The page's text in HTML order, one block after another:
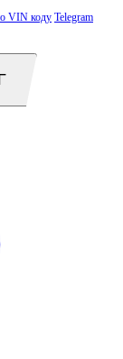
VIN коду Telegram